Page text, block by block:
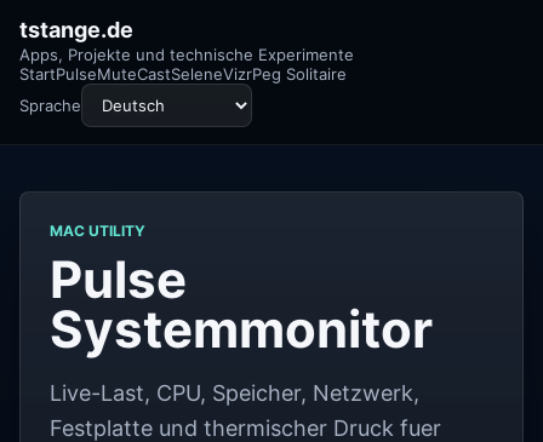
tstange.de
Apps, Projekte und technische Experimente
StartPulseMuteCastSeleneVizrPeg Solitaire
Sprache
MAC UTILITY
Pulse
Systemmonitor
Live-Last, CPU, Speicher, Netzwerk,
Festplatte und thermischer Druck fuer